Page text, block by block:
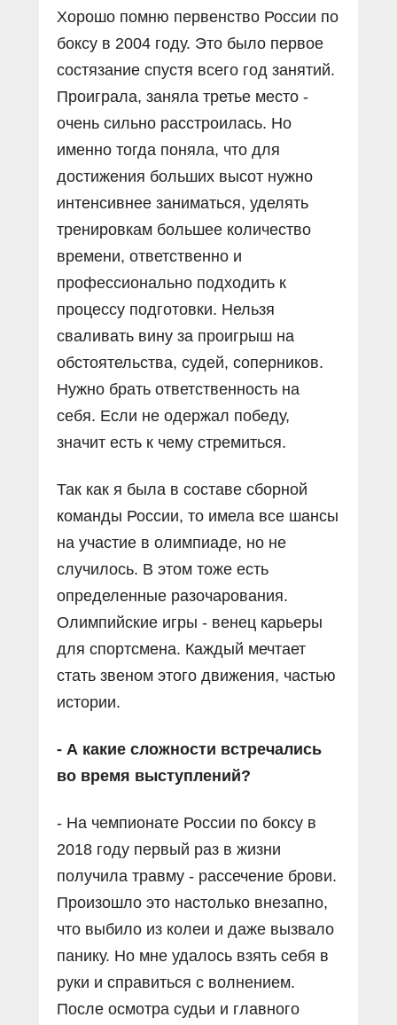
Хорошо помню первенство России по
боксу в 2004 году. Это было первое
состязание спустя всего год занятий.
Проиграла, заняла третье место -
очень сильно расстроилась. Но
именно тогда поняла, что для
достижения больших высот нужно
интенсивнее заниматься, уделять
тренировкам большее количество
времени, ответственно и
профессионально подходить к
процессу подготовки. Нельзя
сваливать вину за проигрыш на
обстоятельства, судей, соперников.
Нужно брать ответственность на
себя. Если не одержал победу,
значит есть к чему стремиться.
Так как я была в составе сборной
команды России, то имела все шансы
на участие в олимпиаде, но не
случилось. В этом тоже есть
определенные разочарования.
Олимпийские игры - венец карьеры
для спортсмена. Каждый мечтает
стать звеном этого движения, частью
истории.
- А какие сложности встречались
во время выступлений?
- На чемпионате России по боксу в
2018 году первый раз в жизни
получила травму - рассечение брови.
Произошло это настолько внезапно,
что выбило из колеи и даже вызвало
панику. Но мне удалось взять себя в
руки и справиться с волнением.
После осмотра судьи и главного